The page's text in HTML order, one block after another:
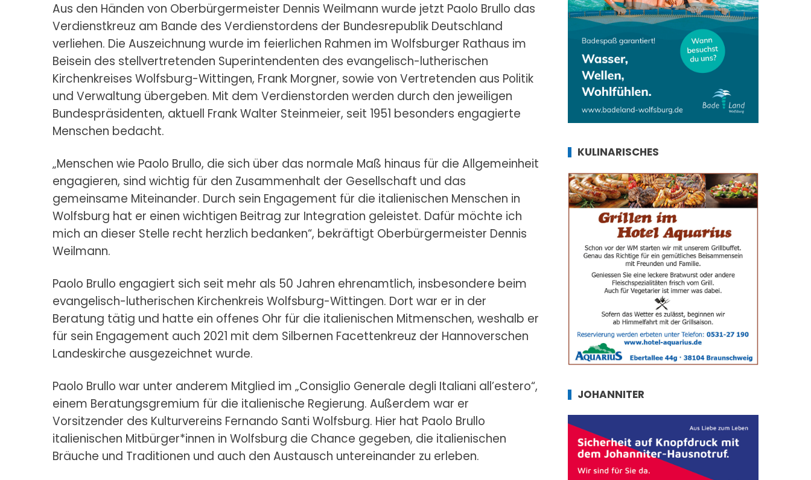
Aus den Händen von Oberbürgermeister Dennis Weilmann wurde jetzt Paolo Brullo das
Verdienstkreuz am Bande des Verdienstordens der Bundesrepublik Deutschland
verliehen. Die Auszeichnung wurde im feierlichen Rahmen im Wolfsburger Rathaus im
Beisein des stellvertretenden Superintendenten des evangelisch-lutherischen
Kirchenkreises Wolfsburg-Wittingen, Frank Morgner, sowie von Vertretenden aus Politik
und Verwaltung übergeben. Mit dem Verdienstorden werden durch den jeweiligen
Bundespräsidenten, aktuell Frank Walter Steinmeier, seit 1951 besonders engagierte
Menschen bedacht.
„Menschen wie Paolo Brullo, die sich über das normale Maß hinaus für die Allgemeinheit
engagieren, sind wichtig für den Zusammenhalt der Gesellschaft und das
gemeinsame Miteinander. Durch sein Engagement für die italienischen Menschen in
Wolfsburg hat er einen wichtigen Beitrag zur Integration geleistet. Dafür möchte ich
mich an dieser Stelle recht herzlich bedanken“, bekräftigt Oberbürgermeister Dennis
Weilmann.
Paolo Brullo engagiert sich seit mehr als 50 Jahren ehrenamtlich, insbesondere beim
evangelisch-lutherischen Kirchenkreis Wolfsburg-Wittingen. Dort war er in der
Beratung tätig und hatte ein offenes Ohr für die italienischen Mitmenschen, weshalb er
für sein Engagement auch 2021 mit dem Silbernen Facettenkreuz der Hannoverschen
Landeskirche ausgezeichnet wurde.
Paolo Brullo war unter anderem Mitglied im „Consiglio Generale degli Italiani all’estero“,
einem Beratungsgremium für die italienische Regierung. Außerdem war er
Vorsitzender des Kulturvereins Fernando Santi Wolfsburg. Hier hat Paolo Brullo
italienischen Mitbürger*innen in Wolfsburg die Chance gegeben, die italienischen
Bräuche und Traditionen und auch den Austausch untereinander zu erleben.
KULINARISCHES
JOHANNITER